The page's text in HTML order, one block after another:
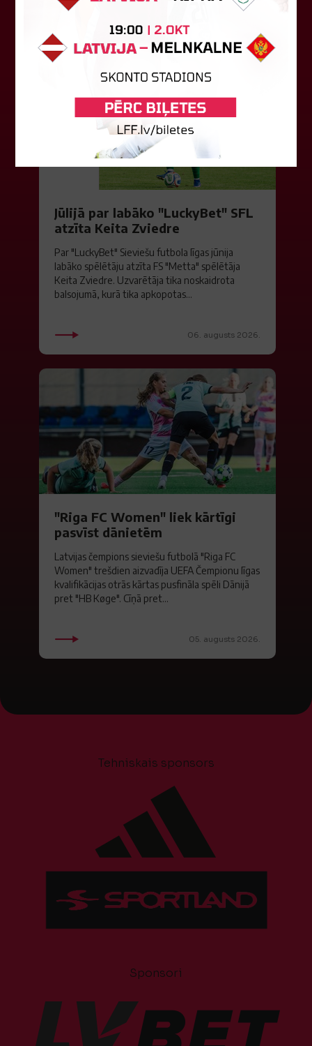
Jūlijā par labāko "LuckyBet" SFL
atzīta Keita Zviedre
Par "LuckyBet" Sieviešu futbola līgas jūnija
labāko spēlētāju atzīta FS "Metta" spēlētāja
Keita Zviedre. Uzvarētāja tika noskaidrota
balsojumā, kurā tika apkopotas...
06. augusts 2026.
"Riga FC Women" liek kārtīgi
pasvīst dānietēm
Latvijas čempions sieviešu futbolā "Riga FC
Women" trešdien aizvadīja UEFA Čempionu līgas
kvalifikācijas otrās kārtas pusfināla spēli Dānijā
pret "HB Køge". Cīņā pret...
05. augusts 2026.
Tehniskais sponsors
Sponsori